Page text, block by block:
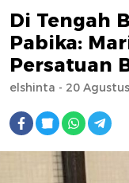
Di Tengah
Pabika:
Persatuan
elshinta - 20